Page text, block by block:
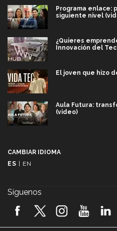
Programa enlace:
siguiente nivel
¿Quieres
Innovación del
El joven que hizo
Aula Futura:
(video)
2026! (video)
CAMBIAR IDIOMA
ES
EN
Síguenos